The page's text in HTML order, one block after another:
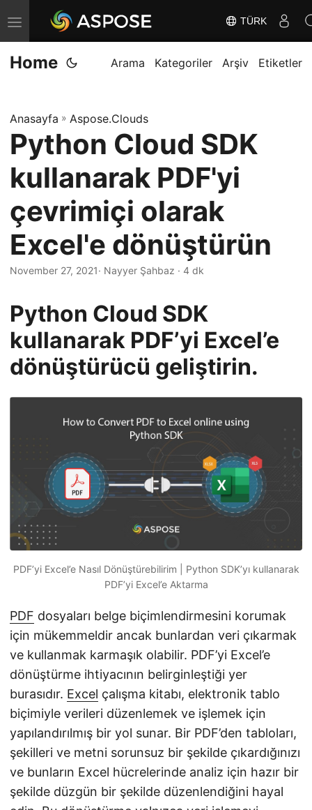
G
e
z
m
e
i
e
ğ
i
ş
i
r
TÜRK
Home Arama Kategoriler Arşiv Etiketler
Anasayfa » Aspose.Clouds
Python Cloud SDK
kullanarak PDF'yi
çevrimiçi olarak
Excel'e dönüştürün
November 27, 2021· Nayyer Şahbaz · 4 dk
Python Cloud SDK
kullanarak PDF’yi Excel’e
dönüştürücü geliştirin.
PDF’yi Excel’e Nasıl Dönüştürebilirim | Python SDK’yı kullanarak
PDF’yi Excel’e Aktarma
PDF dosyaları belge biçimlendirmesini korumak
için mükemmeldir ancak bunlardan veri çıkarmak
ve kullanmak karmaşık olabilir. PDF’yi Excel’e
dönüştürme ihtiyacının belirginleştiği yer
burasıdır. Excel çalışma kitabı, elektronik tablo
biçimiyle verileri düzenlemek ve işlemek için
yapılandırılmış bir yol sunar. Bir PDF’den tabloları,
şekilleri ve metni sorunsuz bir şekilde çıkardığınızı
ve bunların Excel hücrelerinde analiz için hazır bir
şekilde düzgün bir şekilde düzenlendiğini hayal